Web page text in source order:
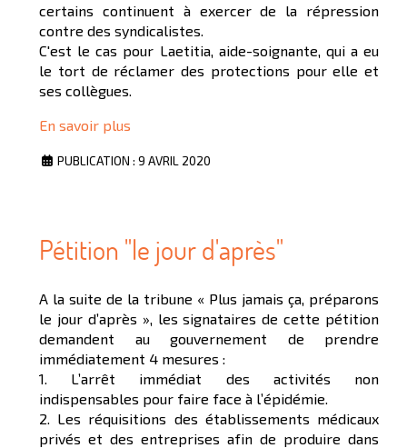
certains continuent à exercer de la répression
contre des syndicalistes.
C'est le cas pour Laetitia, aide-soignante, qui a eu
le tort de réclamer des protections pour elle et
ses collègues.
En savoir plus
PUBLICATION : 9 AVRIL 2020
Pétition "le jour d'après"
A la suite de la tribune « Plus jamais ça, préparons
le jour d’après », les signataires de cette pétition
demandent au gouvernement de prendre
immédiatement 4 mesures :
1. L’arrêt immédiat des activités non
indispensables pour faire face à l’épidémie.
2. Les réquisitions des établissements médicaux
privés et des entreprises afin de produire dans